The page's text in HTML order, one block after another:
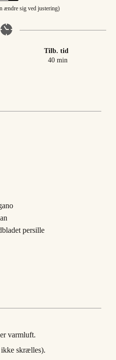
ændre sig ved justering)
Tilb. tid
40minutter
min
persille
varmluft.
skrælles).